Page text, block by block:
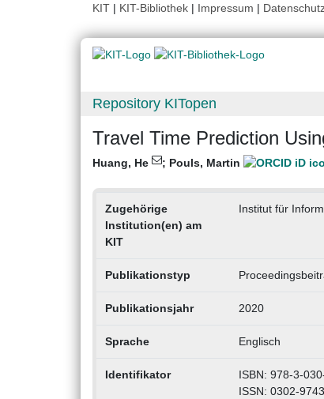
KIT | KIT-Bibliothek | Impressum |
Repository KITopen
Travel Time Prediction
Huang, He ; Pouls, Martin
Zugehörige
Institution(en) am
KIT
Institut für
Publikationstyp
Publikationsjahr 2020
Sprache Englisch
Identifikator
ISBN: 978-3-
ISSN: 0302-9743